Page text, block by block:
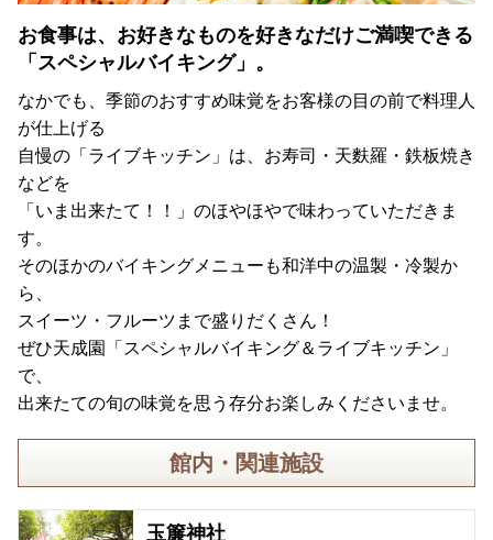
お食事は、お好きなものを好きなだけご満喫できる
「スペシャルバイキング」。
なかでも、季節のおすすめ味覚をお客様の目の前で料理人
が仕上げる
自慢の「ライブキッチン」は、お寿司・天麩羅・鉄板焼き
などを
「いま出来たて！！」のほやほやで味わっていただきま
す。
そのほかのバイキングメニューも和洋中の温製・冷製か
ら、
スイーツ・フルーツまで盛りだくさん！
ぜひ天成園「スペシャルバイキング＆ライブキッチン」
で、
出来たての旬の味覚を思う存分お楽しみくださいませ。
館内・関連施設
玉簾神社